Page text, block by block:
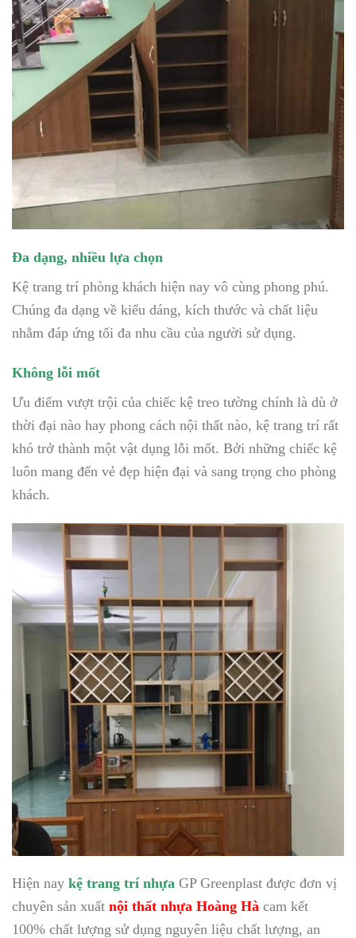
Đa dạng, nhiều lựa chọn
Kệ trang trí phòng khách hiện nay vô cùng phong phú.
Chúng đa dạng về kiểu dáng, kích thước và chất liệu
nhằm đáp ứng tối đa nhu cầu của người sử dụng.
Không lỗi mốt
Ưu điểm vượt trội của chiếc kệ treo tường chính là dù ở
thời đại nào hay phong cách nội thất nào, kệ trang trí rất
khó trở thành một vật dụng lỗi mốt. Bởi những chiếc kệ
luôn mang đến vẻ đẹp hiện đại và sang trọng cho phòng
khách.
Hiện nay kệ trang trí nhựa GP Greenplast được đơn vị
chuyên sản xuất nội thất nhựa Hoàng Hà cam kết
100% chất lượng sử dụng nguyên liệu chất lượng, an